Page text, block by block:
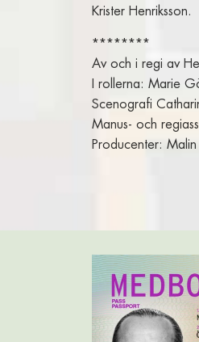
Krister Henriksson.
********
Av och i regi av
I rollerna: Marie
Scenografi
Manus- och
Producenter: